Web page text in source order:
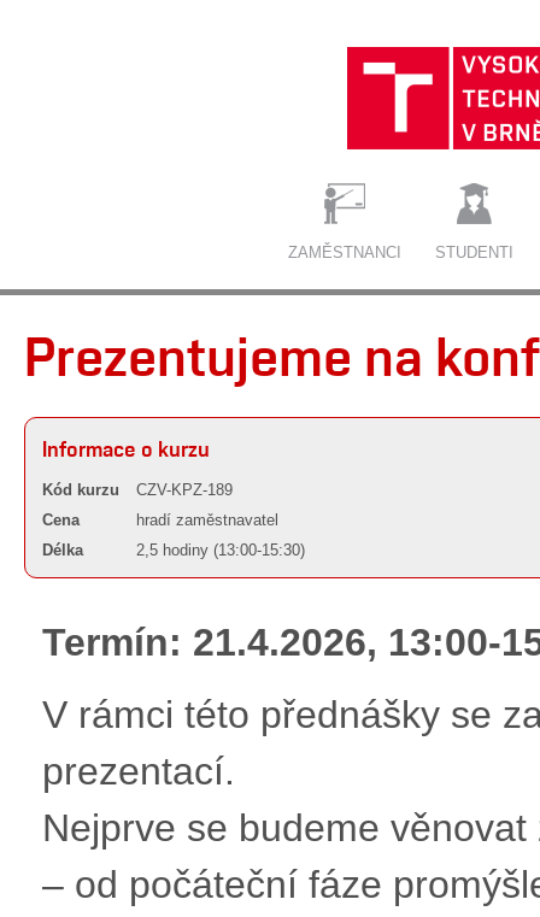
ZAMĚSTNANCI STUDENTI
Prezentujeme na
Informace o kurzu
Kód kurzu
CZV-KPZ-189
Cena
hradí zaměstnavatel
Délka
2,5 hodiny (13:00-15:30)
Termín: 21.4.2026, 13:00-
V rámci této přednášky se
prezentací.
Nejprve se budeme
– od počáteční fáze